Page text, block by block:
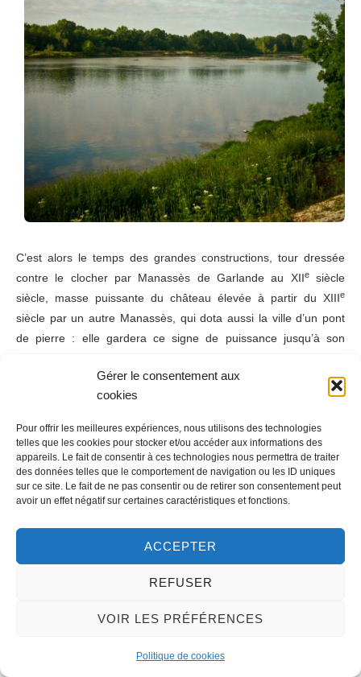
Gérer le consentement aux
cookies
Pour offrir les meilleures expériences, nous utilisons des technologies
telles que les cookies pour stocker et/ou accéder aux informations des
appareils. Le fait de consentir à ces technologies nous permettra de traiter
des données telles que le comportement de navigation ou les ID uniques
sur ce site. Le fait de ne pas consentir ou de retirer son consentement peut
avoir un effet négatif sur certaines caractéristiques et fonctions.
ACCEPTER
REFUSER
VOIR LES PRÉFÉRENCES
Politique de cookies
C’est alors le temps des grandes constructions, tour dressée
contre le clocher par Manassès de Garlande au XIIesiècle
siècle, masse puissante du château élevée à partir du XIIIe
siècle par un autre Manassès, qui dota aussi la ville d’un pont
de pierre : elle gardera ce signe de puissance jusqu’à son
féodales et bourgeoises, relais de poste, quartier des mariniers,
quais au « bout du monde », caves à vin et moulins
innombrables, à tan ou à farine : grand était le prestige de la
meunerie de Meung, dont le produit, porté par les fameux «
orléanais vidés par les famines et les guerres. Car la région
subit comme d’autres les grandes crises, guerre de cent ans où
route vers le désastre de Poitiers, puis Jeanne d’Arc, venue en
1429 « après dîner, voir ceulx de Meun », emporter ce même
1590 puis 1793 privèrent l’église de la plus grande part de sa